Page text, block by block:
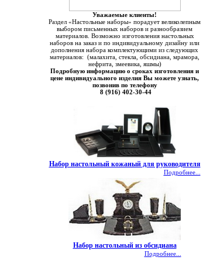
Уважаемые клиенты!
Раздел «Настольные наборы» порадует великолепным
выбором письменных наборов и разнообразием
материалов. Возможно изготовления настольных
наборов на заказ и по индивидуальному дизайну или
дополнения набора комплектующими из следующих
материалов: (малахита, стекла, обсидиана, мрамора,
нефрита, змеевика, яшмы)
Подробную информацию о сроках изготовления и
цене индивидуального изделия Вы можете узнать,
позвонив по телефону
8 (916) 402-30-44
Набор настольный кожаный для руководителя
Подробнее...
Набор настольный из обсидиана
Подробнее...